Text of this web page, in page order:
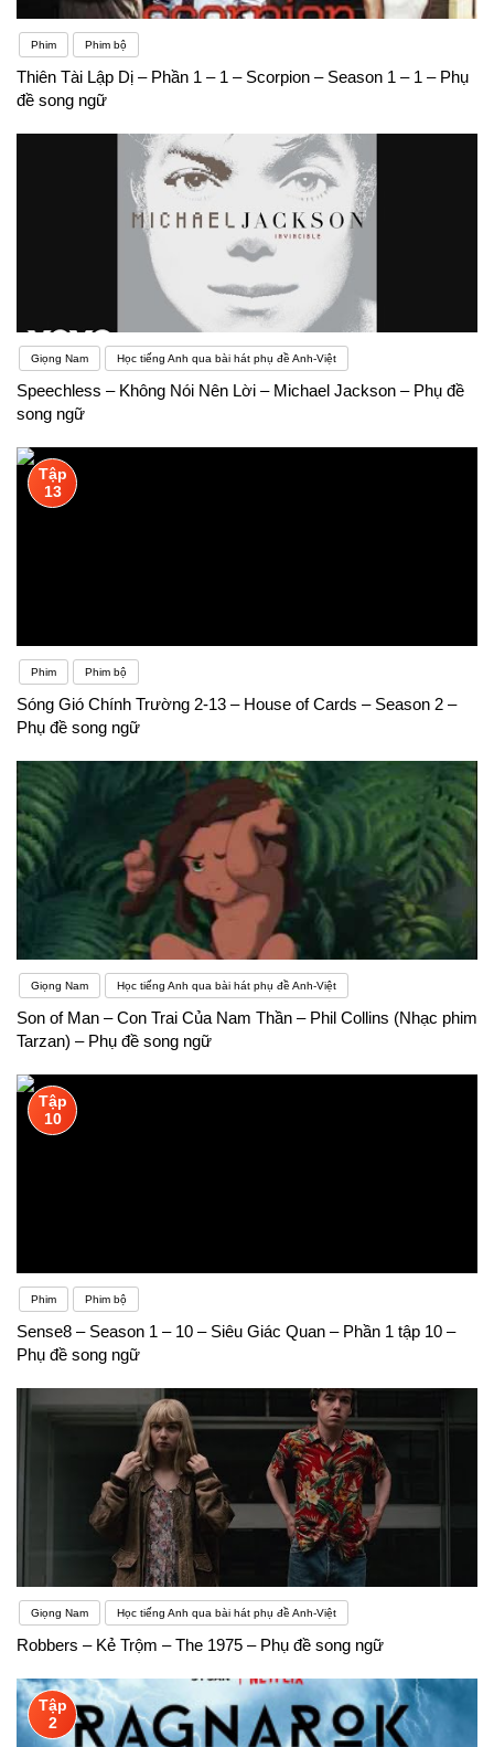
Phim Phim bộ
Thiên Tài Lập Dị – Phần 1 – 1 – Scorpion – Season 1 – 1 – Phụ
đề song ngữ
Giọng Nam Học tiếng Anh qua bài hát phụ đề Anh-Việt
Speechless – Không Nói Nên Lời – Michael Jackson – Phụ đề
song ngữ
Tập
13
Phim Phim bộ
Sóng Gió Chính Trường 2-13 – House of Cards – Season 2 –
Phụ đề song ngữ
Giọng Nam Học tiếng Anh qua bài hát phụ đề Anh-Việt
Son of Man – Con Trai Của Nam Thần – Phil Collins (Nhạc phim
Tarzan) – Phụ đề song ngữ
Tập
10
Phim Phim bộ
Sense8 – Season 1 – 10 – Siêu Giác Quan – Phần 1 tập 10 –
Phụ đề song ngữ
Giọng Nam Học tiếng Anh qua bài hát phụ đề Anh-Việt
Robbers – Kẻ Trộm – The 1975 – Phụ đề song ngữ
Tập
2